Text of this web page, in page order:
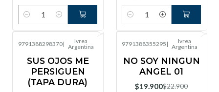
Cantidad Cantidad
-12%OFF
9791388298370|
Ivrea
Argentina
SUS OJOS ME
PERSIGUEN
(TAPA DURA)
-13%OFF
9791388355295 |
Ivrea
Argentina
NO SOY NINGUN
ANGEL 01
$19.900$22.900